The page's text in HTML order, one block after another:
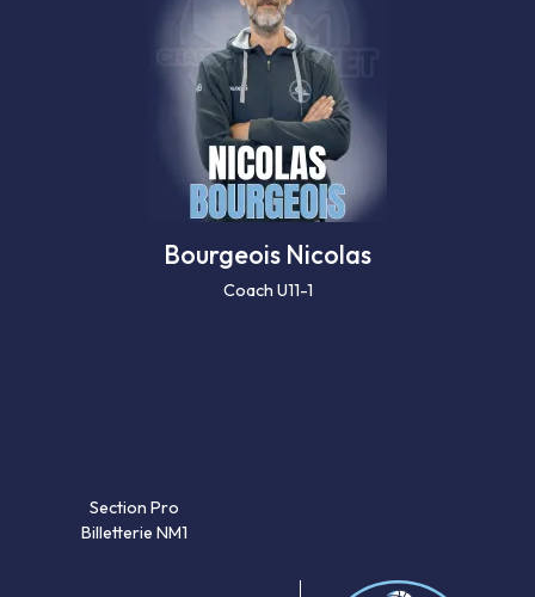
Bourgeois Nicolas
Coach U11-1
Section Pro
Billetterie NM1